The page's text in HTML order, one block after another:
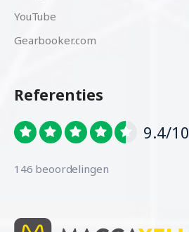
YouTube
Gearbooker.com
Referenties
9.4/10
146 beoordelingen